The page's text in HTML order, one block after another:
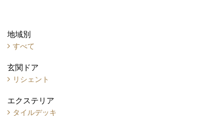
地域別
すべて
玄関ドア
リシェント
エクステリア
タイルデッキ